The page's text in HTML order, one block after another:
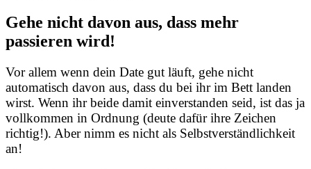
Gehe nicht davon aus, dass mehr
passieren wird!
Vor allem wenn dein Date gut läuft, gehe nicht
automatisch davon aus, dass du bei ihr im Bett landen
wirst. Wenn ihr beide damit einverstanden seid, ist das ja
vollkommen in Ordnung (deute dafür ihre Zeichen
richtig!). Aber nimm es nicht als Selbstverständlichkeit
an!